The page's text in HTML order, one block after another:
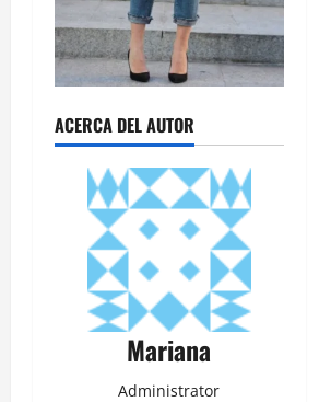
ACERCA DEL AUTOR
Mariana
Administrator